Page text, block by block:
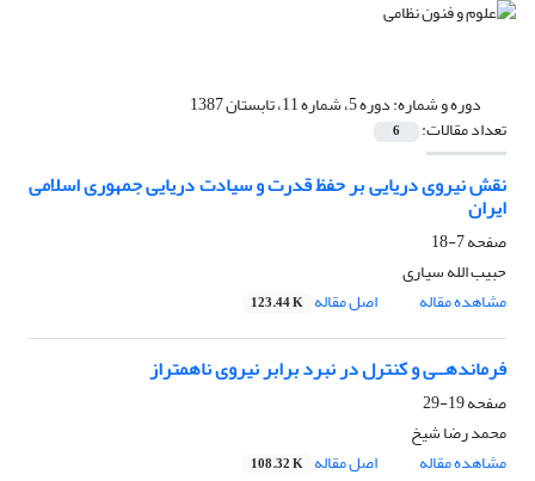
دوره و شماره:دوره 5، شماره 11، تابستان 1387
تعداد مقالات: 6
نقش نیروی دریایی بر حفظ قدرت و سیادت دریایی جمهوری اسلامی
ایران
صفحه7-18
حبیب الله سیاری
مشاهده مقاله
اصل مقاله 123.44 K
فرماندهــی و کنترل در نبرد برابر نیروی ناهمتراز
صفحه19-29
محمد رضا شیخ
مشاهده مقاله
اصل مقاله 108.32 K